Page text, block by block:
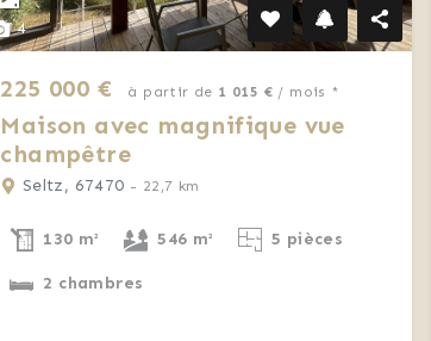
4
225 000 € à partir de 1 015 €/ mois *
Maison avec magnifique vue
champêtre
Seltz, 67470 - 22,7 km
130 m² 546 m² 5 pièces
2 chambres